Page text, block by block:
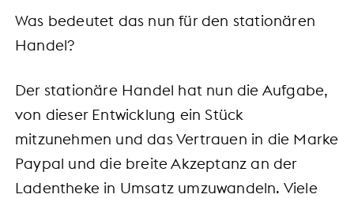
Was bedeutet das nun für den stationären
Handel?
Der stationäre Handel hat nun die Aufgabe,
von dieser Entwicklung ein Stück
mitzunehmen und das Vertrauen in die Marke
Paypal und die breite Akzeptanz an der
Ladentheke in Umsatz umzuwandeln. Viele